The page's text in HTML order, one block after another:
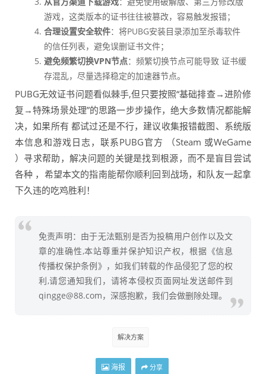
游戏，这类版本的证书往往被篡改，容易触发报错；
合理设置安全软件：将PUBG安装目录添加至杀毒软件
的信任列表，避免误删证书文件；
避免频繁切换VPN节点：频繁切换节点可能导致 证书缓
存混乱，尽量选择稳定的加速器节点。
PUBG无效证书问题看似棘手,但只要按照“基础排查→进阶修
复→特殊场景处理”的思路一步步操作，绝大多数情况都能解
决，如果所有 都试过还是不行，建议收集报错截图、系统版
本信息和游戏日志，联系PUBG官方 （Steam 或WeGame
）寻求帮助，解决问题的关键是找到根源，而不是盲目尝试
各种 ，希望本文的指南能帮你顺利回到战场，和队友一起拿
下久违的吃鸡胜利！
免责声明：由于无法甄别是否为投稿用户创作以及文
章的准确性,本站尊重并保护知识产权，根据《信息
传播权保护条例》，如我们转载的作品侵犯了您的权
利,请您通知我们，请将本侵权页面网址发送邮件到
qingge@88.com，深感抱歉，我们会做删除处理。
解决方案
海报 分享